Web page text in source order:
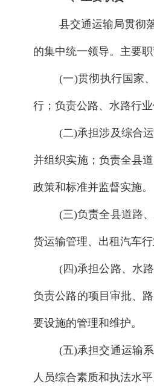
县交通运输局贯彻
的集中统一领导。主要职
(一)贯彻执行国家
行；负责公路、水路行业
(二)承担涉及综合
并组织实施；负责全县
政策和标准并监督实施。
(三)负责全县道路
货运输管理、出租汽车
(四)承担公路、水
负责公路的项目审批、
要设施的管理和维护。
(五)承担交通运输
人员综合素质和执法水平